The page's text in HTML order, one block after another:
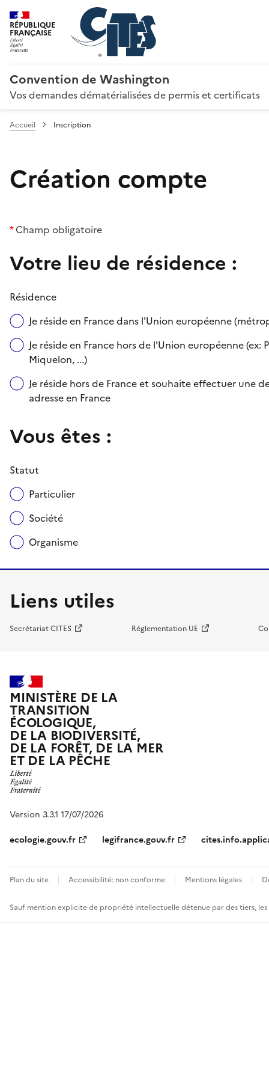
RÉPUBLIQUE
FRANÇAISE
Convention de Washington
Vos demandes dématérialisées de permis et certificats
Accueil Inscription
Création compte
*Champ obligatoire
Votre lieu de résidence :
Résidence
Je réside en France dans l'Union européenne
Je réside en France hors de l'Union européenne
Miquelon, ...)
Je réside hors de France et souhaite effectuer une
adresse en France
Vous êtes :
Statut
Particulier
Société
Organisme
Liens utiles
Secrétariat CITES Réglementation UE
MINISTÈRE DE LA
TRANSITION
ÉCOLOGIQUE,
DE LA BIODIVERSITÉ,
DE LA FORÊT, DE LA MER
ET DE LA PÊCHE
Version 3.3.1 17/07/2026
ecologie.gouv.fr
legifrance.gouv.fr
Plan du site Accessibilité: non conforme Mentions légales
Sauf mention explicite de propriété intellectuelle détenue par des tiers,